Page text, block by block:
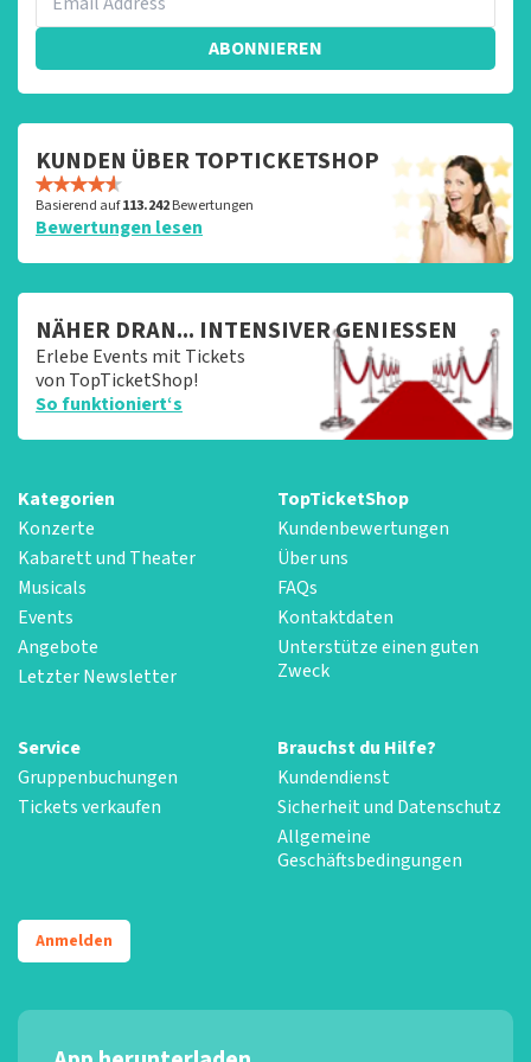
groeten, Joost Topticketshop
ABONNIEREN
KUNDEN ÜBER TOPTICKETSHOP
Basierend auf113.242Bewertungen
Bewertungen lesen
NÄHER DRAN... INTENSIVER GENIESSEN
Erlebe Events mit Tickets
von TopTicketShop!
So funktioniert‘s
Kategorien
Konzerte
Kabarett und Theater
Musicals
Events
Angebote
Letzter Newsletter
TopTicketShop
Kundenbewertungen
Über uns
FAQs
Kontaktdaten
Unterstütze einen guten
Zweck
Service
Gruppenbuchungen
Tickets verkaufen
Brauchst du Hilfe?
Kundendienst
Sicherheit und Datenschutz
Allgemeine
Geschäftsbedingungen
Anmelden